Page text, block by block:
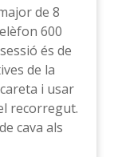
de 8
600
és de
de la
i usar
recorregut.
cava als